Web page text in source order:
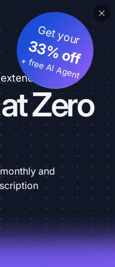
Zero
Get your
33% off
+ free AI Agent
and